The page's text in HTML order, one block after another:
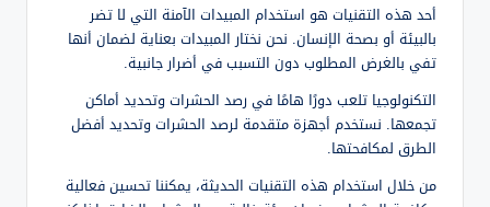
أحد هذه التقنيات هو استخدام المبيدات الآمنة التي لا تضر
بالبيئة أو بصحة الإنسان. نحن نختار المبيدات بعناية لضمان أنها
تفي بالغرض المطلوب دون التسبب في أضرار جانبية.
التكنولوجيا تلعب دورًا هامًا في رصد الحشرات وتحديد أماكن
تجمعها. نستخدم أجهزة متقدمة لرصد الحشرات وتحديد أفضل
الطرق لمكافحتها.
من خلال استخدام هذه التقنيات الحديثة، يمكننا تحسين فعالية